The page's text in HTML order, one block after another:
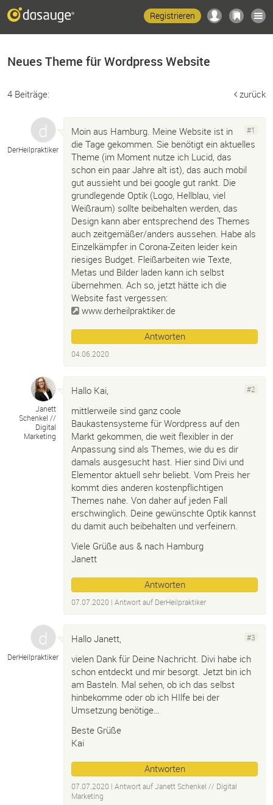
Registrieren
Neues Theme für Wordpress Website
4 Beiträge: zurück
DerHeilpraktiker
#1
Moin aus Hamburg. Meine Website ist in
die Tage gekommen. Sie benötigt ein aktuelles
Theme (im Moment nutze ich Lucid, das
schon ein paar Jahre alt ist), das auch mobil
gut aussieht und bei google gut rankt. Die
grundlegende Optik (Logo, Hellblau, viel
Weißraum) sollte beibehalten werden, das
Design kann aber entsprechend des Themes
auch zeitgemäßer/anders aussehen. Habe als
Einzelkämpfer in Corona-Zeiten leider kein
riesiges Budget. Fleißarbeiten wie Texte,
Metas und Bilder laden kann ich selbst
übernehmen. Ach so, jetzt hätte ich die
Website fast vergessen:
www.derheilpraktiker.de
Antworten
04.06.2020
Janett
Schenkel //
Digital
Marketing
#2
Hallo Kai,
mittlerweile sind ganz coole
Baukastensysteme für Wordpress auf den
Markt gekommen, die weit flexibler in der
Anpassung sind als Themes, wie du es dir
damals ausgesucht hast. Hier sind Divi und
Elementor aktuell sehr beliebt. Vom Preis her
kommt dies anderen kostenpflichtigen
Themes nahe. Von daher auf jeden Fall
erschwinglich. Deine gewünschte Optik kannst
du damit auch beibehalten und verfeinern.
Viele Grüße aus & nach Hamburg
Janett
Antworten
07.07.2020 | Antwort auf DerHeilpraktiker
DerHeilpraktiker
#3
Hallo Janett,
vielen Dank für Deine Nachricht. Divi habe ich
schon entdeckt und mir besorgt. Jetzt bin ich
am Basteln. Mal sehen, ob ich das selbst
hinbekomme oder ob ich HIlfe bei der
Umsetzung benötige…
Beste Grüße
Kai
Antworten
07.07.2020 | Antwort aufJanett Schenkel // Digital
Marketing